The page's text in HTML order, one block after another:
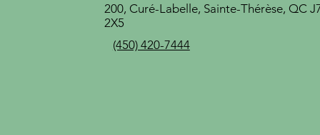
200, Curé-Labelle, Sainte-Thérèse, QC
2X5
(450) 420-7444